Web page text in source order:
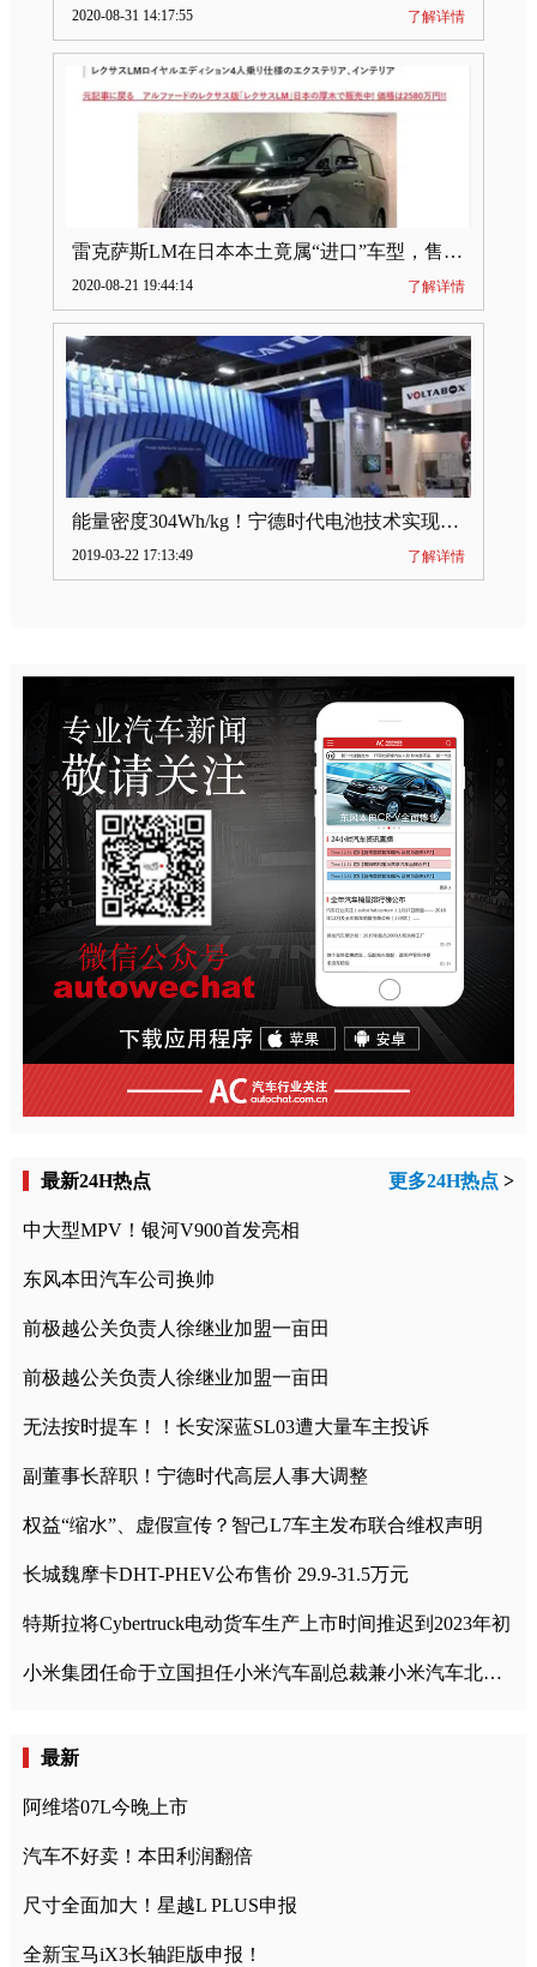
2020-08-31 14:17:55 了解详情
雷克萨斯LM在日本本土竟属“进口”车型，售价2580万日元
2020-08-21 19:44:14 了解详情
能量密度304Wh/kg！宁德时代电池技术实现突破
2019-03-22 17:13:49 了解详情
最新24H热点 更多24H热点 >
中大型MPV！银河V900首发亮相
东风本田汽车公司换帅
前极越公关负责人徐继业加盟一亩田
前极越公关负责人徐继业加盟一亩田
无法按时提车！！长安深蓝SL03遭大量车主投诉
副董事长辞职！宁德时代高层人事大调整
权益“缩水”、虚假宣传？智己L7车主发布联合维权声明
长城魏摩卡DHT-PHEV公布售价 29.9-31.5万元
特斯拉将Cybertruck电动货车生产上市时间推迟到2023年初
小米集团任命于立国担任小米汽车副总裁兼小米汽车北京总部政委
最新
阿维塔07L今晚上市
汽车不好卖！本田利润翻倍
尺寸全面加大！星越L PLUS申报
全新宝马iX3长轴距版申报！